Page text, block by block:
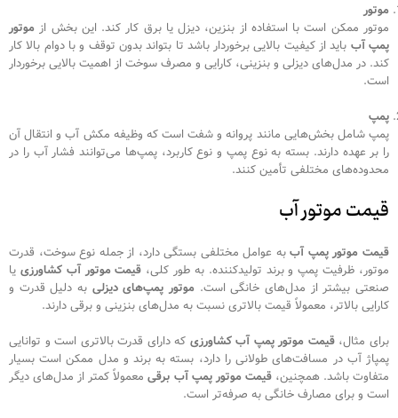
موتور
موتور ممکن است با استفاده از بنزین، دیزل یا برق کار کند. این بخش از موتور
پمپ آب باید از کیفیت بالایی برخوردار باشد تا بتواند بدون توقف و با دوام بالا کار
کند. در مدل‌های دیزلی و بنزینی، کارایی و مصرف سوخت از اهمیت بالایی برخوردار
است.
پمپ
پمپ شامل بخش‌هایی مانند پروانه و شفت است که وظیفه مکش آب و انتقال آن
را بر عهده دارند. بسته به نوع پمپ و نوع کاربرد، پمپ‌ها می‌توانند فشار آب را در
محدوده‌های مختلفی تأمین کنند.
قیمت موتور آب
قیمت موتور پمپ آببه عوامل مختلفی بستگی دارد، از جمله نوع سوخت، قدرت
موتور، ظرفیت پمپ و برند تولیدکننده. به طور کلی، قیمت موتور آب کشاورزی یا
صنعتی بیشتر از مدل‌های خانگی است. موتور پمپ‌های دیزلی به دلیل قدرت و
کارایی بالاتر، معمولاً قیمت بالاتری نسبت به مدل‌های بنزینی و برقی دارند.
برای مثال،قیمت موتور پمپ آب کشاورزی که دارای قدرت بالاتری است و توانایی
پمپاژ آب در مسافت‌های طولانی را دارد، بسته به برند و مدل ممکن است بسیار
متفاوت باشد. همچنین،قیمت موتور پمپ آب برقیمعمولاً کمتر از مدل‌های دیگر
است و برای مصارف خانگی به صرفه‌تر است.